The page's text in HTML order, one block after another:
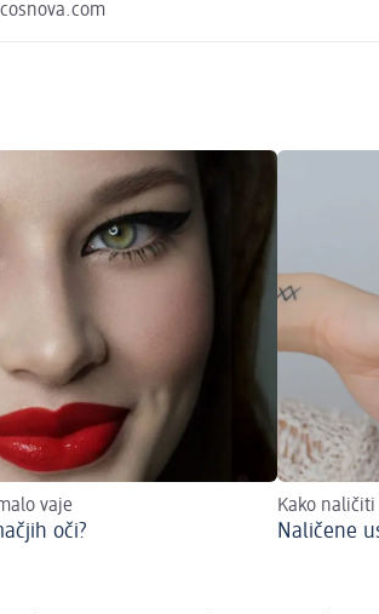
vaje
oči?
Kako
Naličene